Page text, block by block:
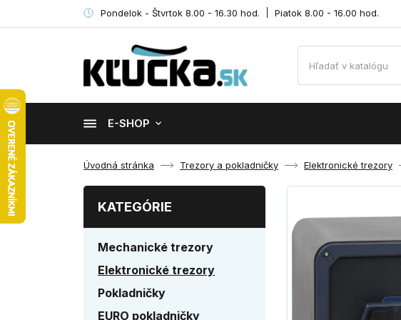
Pondelok - Štvrtok 8.00 - 16.30 hod. Piatok 8.00 - 16.00 hod.
E-SHOP
Úvodná stránka Trezory a pokladničky Elektronické trezory
KATEGÓRIE
Mechanické trezory
Elektronické trezory
Pokladničky
EURO pokladničky